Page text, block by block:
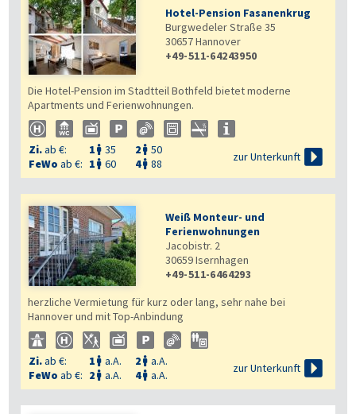
Hotel-Pension Fasanenkrug
Burgwedeler Straße 35
30657Hannover
+49-511-64243950
Zi.ab €: 1  35 2  50
FeWo ab €: 1  60 4 88
Die Hotel-Pension im Stadtteil Bothfeld bietet moderne
Apartments und Ferienwohnungen.
zur Unterkunft 
Weiß Monteur- und
Ferienwohnungen
Jacobistr. 2
30659Isernhagen
+49-511-6464293
Zi.ab €: 1  a.A. 2  a.A.
FeWo ab €: 2  a.A. 4 a.A.
herzliche Vermietung für kurz oder lang, sehr nahe bei
Hannover und mit Top-Anbindung
zur Unterkunft 